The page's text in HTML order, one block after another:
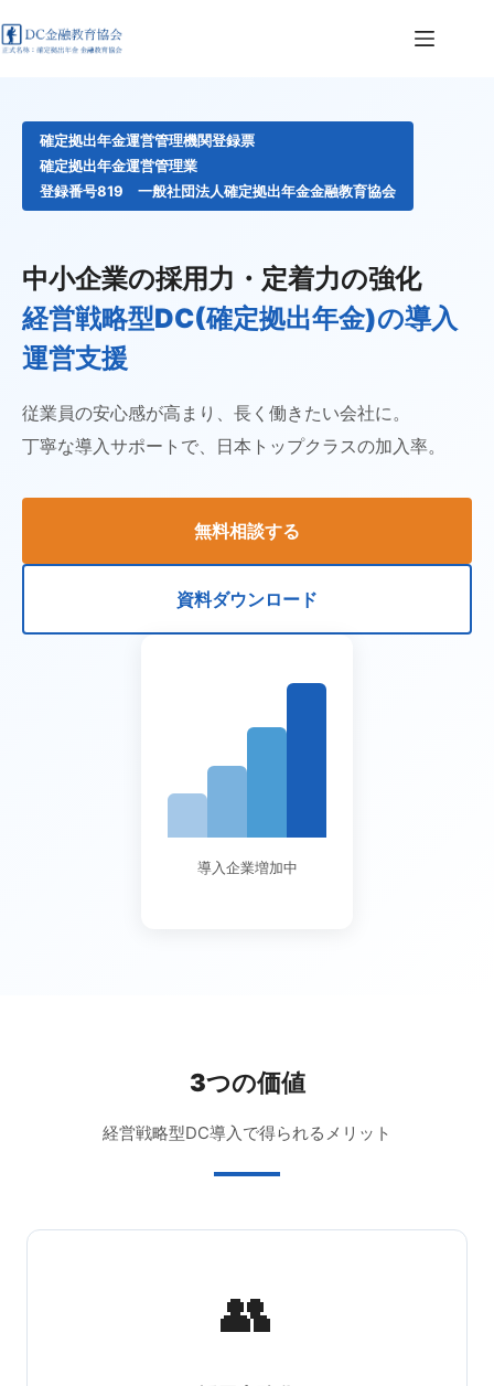
ン
テ
確定拠出年金運営管理機関登録票
確定拠出年金運営管理業
登録番号819 一般社団法人確定拠出年金金融教育協会
中小企業の採用力・定着力の強化
経営戦略型DC(確定拠出年金)の導入
運営支援
従業員の安心感が高まり、長く働きたい会社に。
丁寧な導入サポートで、日本トップクラスの加入率。
無料相談する
資料ダウンロード
導入企業増加中
3つの価値
経営戦略型DC導入で得られるメリット
👥